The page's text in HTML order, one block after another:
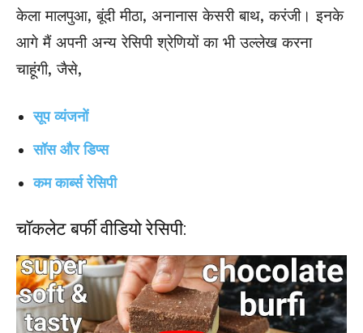
केला मालपुआ, बूंदी मीठा, अनानास केसरी बाथ, करंजी। इनके
आगे मैं अपनी अन्य रेसिपी श्रेणियों का भी उल्लेख करना
चाहूंगी, जैसे,
सूप व्यंजनों
सॉस और डिप्स
कम कार्ब्स रेसिपी
चॉकलेट बर्फी वीडियो रेसिपी: